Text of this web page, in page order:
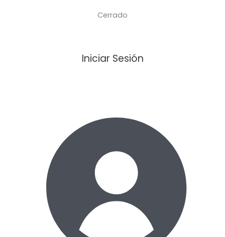
Cerrado
Iniciar Sesión